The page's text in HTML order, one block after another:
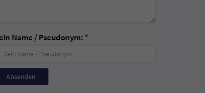
Name / Pseudonym: *